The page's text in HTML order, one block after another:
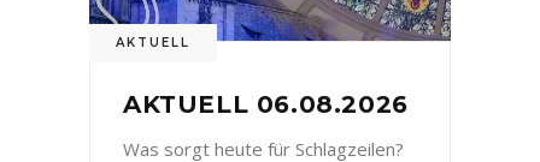
AKTUELL
AKTUELL 06.08.2026
Was sorgt heute für Schlagzeilen?